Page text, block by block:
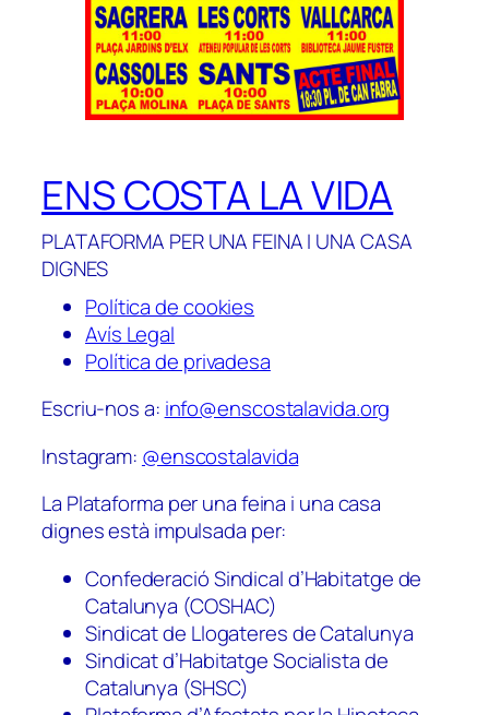
ENS COSTA LA VIDA
PLATAFORMA PER UNA FEINA I UNA CASA
DIGNES
Política de cookies
Avís Legal
Política de privadesa
Escriu-nos a: info@enscostalavida.org
Instagram: @enscostalavida
La Plataforma per una feina i una casa
dignes està impulsada per:
Confederació Sindical d’Habitatge de
Catalunya (COSHAC)
Sindicat de Llogateres de Catalunya
Sindicat d’Habitatge Socialista de
Catalunya (SHSC)